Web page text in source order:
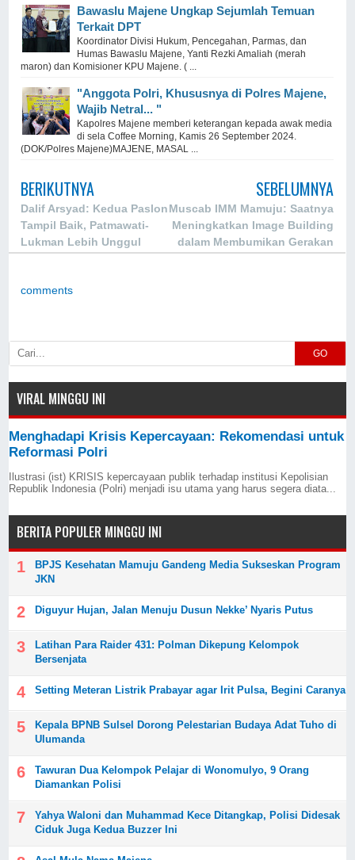
Bawaslu Majene Ungkap Sejumlah Temuan
Terkait DPT
Koordinator Divisi Hukum, Pencegahan, Parmas, dan
Humas Bawaslu Majene, Yanti Rezki Amaliah (merah
maron) dan Komisioner KPU Majene. ( ...
"Anggota Polri, Khususnya di Polres Majene,
Wajib Netral... "
Kapolres Majene memberi keterangan kepada awak media
di sela Coffee Morning, Kamis 26 September 2024.
(DOK/Polres Majene)MAJENE, MASAL ...
BERIKUTNYA
Dalif Arsyad: Kedua Paslon
Tampil Baik, Patmawati-
Lukman Lebih Unggul
SEBELUMNYA
Muscab IMM Mamuju: Saatnya
Meningkatkan Image Building
dalam Membumikan Gerakan
comments
GO
VIRAL MINGGU INI
Menghadapi Krisis Kepercayaan: Rekomendasi untuk
Reformasi Polri
Ilustrasi (ist) KRISIS kepercayaan publik terhadap institusi Kepolisian
Republik Indonesia (Polri) menjadi isu utama yang harus segera diata...
BERITA POPULER MINGGU INI
BPJS Kesehatan Mamuju Gandeng Media Sukseskan Program
JKN
Diguyur Hujan, Jalan Menuju Dusun Nekke’ Nyaris Putus
Latihan Para Raider 431: Polman Dikepung Kelompok
Bersenjata
Setting Meteran Listrik Prabayar agar Irit Pulsa, Begini Caranya
Kepala BPNB Sulsel Dorong Pelestarian Budaya Adat Tuho di
Ulumanda
Tawuran Dua Kelompok Pelajar di Wonomulyo, 9 Orang
Diamankan Polisi
Yahya Waloni dan Muhammad Kece Ditangkap, Polisi Didesak
Ciduk Juga Kedua Buzzer Ini